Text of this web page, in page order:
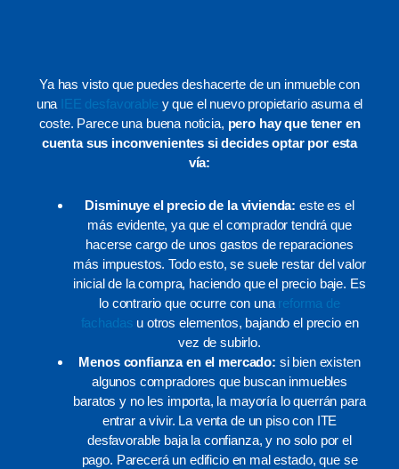
Ya has visto que puedes deshacerte de un inmueble con
una IEE desfavorable y que el nuevo propietario asuma el
coste. Parece una buena noticia, pero hay que tener en
cuenta sus inconvenientes si decides optar por esta
vía:
Disminuye el precio de la vivienda: este es el
más evidente, ya que el comprador tendrá que
hacerse cargo de unos gastos de reparaciones
más impuestos. Todo esto, se suele restar del valor
inicial de la compra, haciendo que el precio baje. Es
lo contrario que ocurre con una reforma de
fachadas u otros elementos, bajando el precio en
vez de subirlo.
Menos confianza en el mercado: si bien existen
algunos compradores que buscan inmuebles
baratos y no les importa, la mayoría lo querrán para
entrar a vivir. La venta de un piso con ITE
desfavorable baja la confianza, y no solo por el
pago. Parecerá un edificio en mal estado, que se